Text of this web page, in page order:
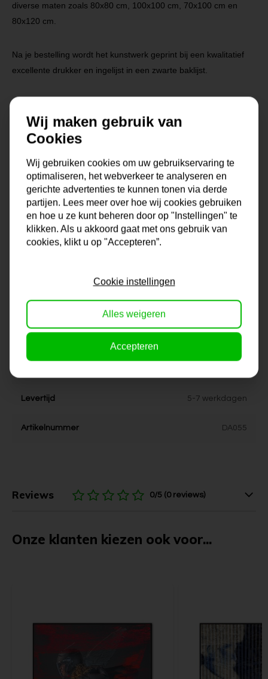
diverse maten zoals 80x80 cm, 100x100 cm, 70x100 cm en
80x120 cm.
Na je bestelling wordt het kunstwerk geprint bij een kwalitatief
excellente drukker en ingelijst in een zwarte baklijst.
Specificaties
Maat 0x0x0 cm
Korte omschrijving
Fotokunst geprint op dibond
met baklijst
Dikte 4 cm
Stijl
Industrieel, landelijk, stoer,
Levertijd 5-7 werkdagen
Artikelnummer DA055
Reviews 0/5 (0 reviews)
Onze klanten kiezen ook voor...
Wij maken gebruik van
Cookies
Wij gebruiken cookies om uw gebruikservaring te
optimaliseren, het webverkeer te analyseren en
gerichte advertenties te kunnen tonen via derde
partijen. Lees meer over hoe wij cookies gebruiken
en hoe u ze kunt beheren door op "Instellingen" te
klikken. Als u akkoord gaat met ons gebruik van
cookies, klikt u op "Accepteren”.
Cookie instellingen
Alles weigeren
Accepteren